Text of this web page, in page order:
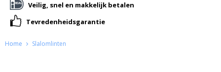
Veilig, snel en makkelijk betalen
Tevredenheidsgarantie
Home Slalomlinten